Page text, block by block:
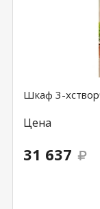
Шкаф 3-
Цена
31 637